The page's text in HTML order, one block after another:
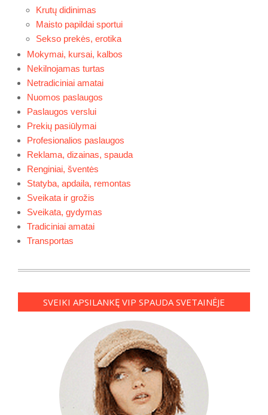
Krutų didinimas
Maisto papildai sportui
Sekso prekės, erotika
Mokymai, kursai, kalbos
Nekilnojamas turtas
Netradiciniai amatai
Nuomos paslaugos
Paslaugos verslui
Prekių pasiūlymai
Profesionalios paslaugos
Reklama, dizainas, spauda
Renginiai, šventės
Statyba, apdaila, remontas
Sveikata ir grožis
Sveikata, gydymas
Tradiciniai amatai
Transportas
SVEIKI APSILANKĘ VIP SPAUDA SVETAINĖJE